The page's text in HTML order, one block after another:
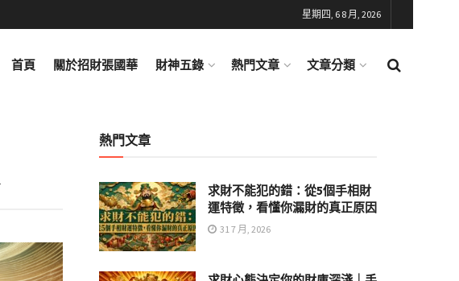
星期四, 6 8 月, 2026
首頁 關於招財張國華 財神五錄 熱門文章 文章分類
熱門文章
求財不能犯的錯：從5個手相財
運特徵，看懂你漏財的真正原因
31 7 月, 2026